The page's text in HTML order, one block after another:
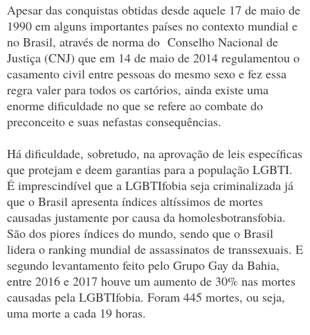
Apesar das conquistas obtidas desde aquele 17 de maio de
1990 em alguns importantes países no contexto mundial e
no Brasil, através de norma do Conselho Nacional de
Justiça (CNJ) que em 14 de maio de 2014 regulamentou o
casamento civil entre pessoas do mesmo sexo e fez essa
regra valer para todos os cartórios, ainda existe uma
enorme dificuldade no que se refere ao combate do
preconceito e suas nefastas consequências.
Há dificuldade, sobretudo, na aprovação de leis específicas
que protejam e deem garantias para a população LGBTI.
É imprescindível que a LGBTIfobia seja criminalizada já
que o Brasil apresenta índices altíssimos de mortes
causadas justamente por causa da homolesbotransfobia.
São dos piores índices do mundo, sendo que o Brasil
lidera o ranking mundial de assassinatos de transsexuais. E
segundo levantamento feito pelo Grupo Gay da Bahia,
entre 2016 e 2017 houve um aumento de 30% nas mortes
causadas pela LGBTIfobia. Foram 445 mortes, ou seja,
uma morte a cada 19 horas.